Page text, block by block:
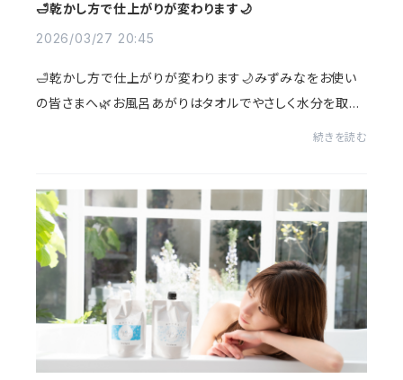
🛁乾かし方で仕上がりが変わります🌙
2026/03/27 20:45
🛁乾かし方で仕上がりが変わります🌙みずみなをお使い
の皆さまへ🌿お風呂あがりはタオルでやさしく水分を取っ
てからドライヤーをあてるのがおすすめです🌾ゴシゴシこ
続きを読む